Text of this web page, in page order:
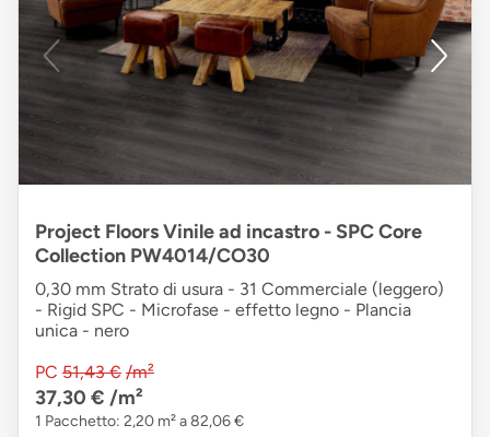
Project Floors Vinile ad incastro - SPC Core
Collection PW4014/CO30
0,30 mm Strato di usura - 31 Commerciale (leggero)
- Rigid SPC - Microfase - effetto legno - Plancia
unica - nero
PC 51,43 € /m²
37,30 € /m²
1 Pacchetto: 2,20 m² a 82,06 €